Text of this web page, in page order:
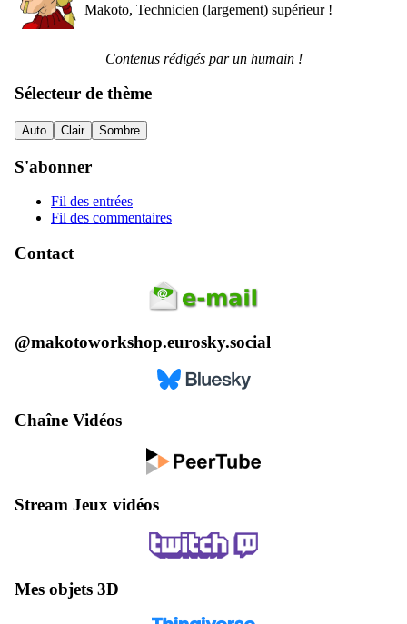
Makoto, Technicien (largement) supérieur !
Contenus rédigés par un humain !
Sélecteur de thème
Auto Clair Sombre
S'abonner
Fil des entrées
Fil des commentaires
Contact
@makotoworkshop.eurosky.social
Chaîne Vidéos
Stream Jeux vidéos
Mes objets 3D